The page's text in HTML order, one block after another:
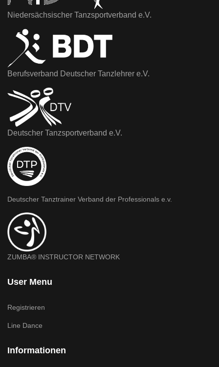
Niedersächsischer Tanzsportverband e.V.
Berufsverband Deutscher Tanzlehrer e.V.
Deutscher Tanzsportverband e.V.
Deutscher Tanztrainer Verband der Professionals e.v.
ZUMBA® INSTRUCTOR NETWORK
User Menu
Registrieren
Line Dance
Informationen